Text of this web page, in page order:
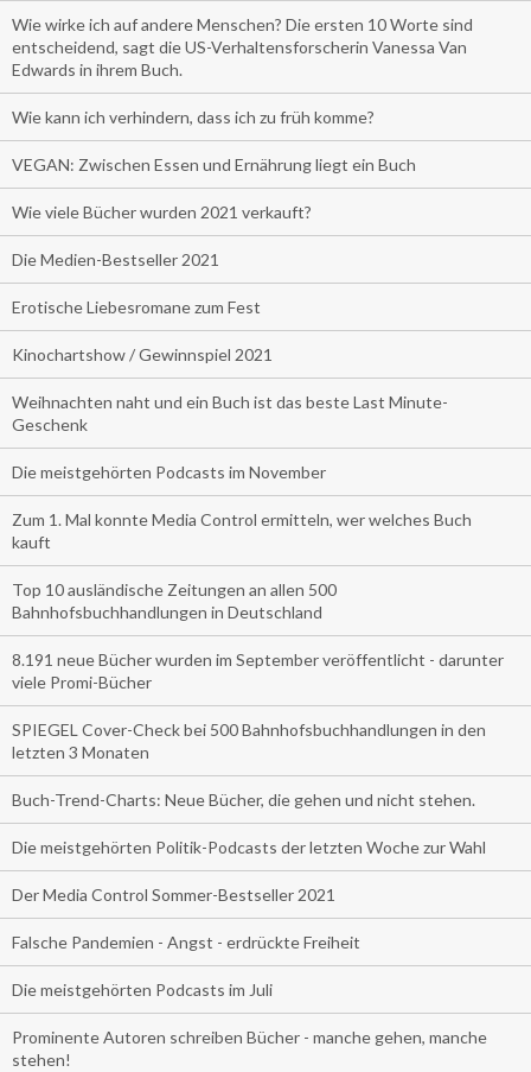
Wie wirke ich auf andere Menschen? Die ersten 10 Worte sind
entscheidend, sagt die US-Verhaltensforscherin Vanessa Van
Edwards in ihrem Buch.
Wie kann ich verhindern, dass ich zu früh komme?
VEGAN: Zwischen Essen und Ernährung liegt ein Buch
Wie viele Bücher wurden 2021 verkauft?
Die Medien-Bestseller 2021
Erotische Liebesromane zum Fest
Kinochartshow / Gewinnspiel 2021
Weihnachten naht und ein Buch ist das beste Last Minute-
Geschenk
Die meistgehörten Podcasts im November
Zum 1. Mal konnte Media Control ermitteln, wer welches Buch
kauft
Top 10 ausländische Zeitungen an allen 500
Bahnhofsbuchhandlungen in Deutschland
8.191 neue Bücher wurden im September veröffentlicht - darunter
viele Promi-Bücher
SPIEGEL Cover-Check bei 500 Bahnhofsbuchhandlungen in den
letzten 3 Monaten
Buch-Trend-Charts: Neue Bücher, die gehen und nicht stehen.
Die meistgehörten Politik-Podcasts der letzten Woche zur Wahl
Der Media Control Sommer-Bestseller 2021
Falsche Pandemien - Angst - erdrückte Freiheit
Die meistgehörten Podcasts im Juli
Prominente Autoren schreiben Bücher - manche gehen, manche
stehen!